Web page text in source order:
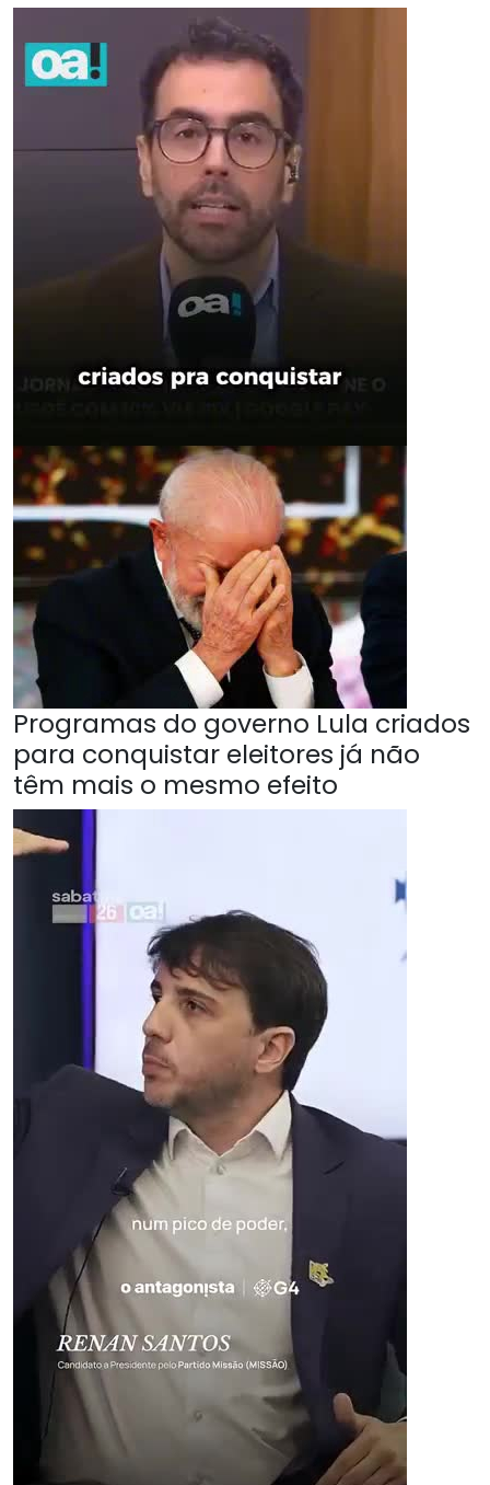
Programas do governo Lula criados
para conquistar eleitores já não
têm mais o mesmo efeito